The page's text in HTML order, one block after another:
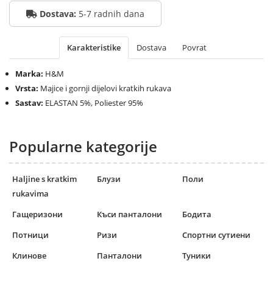
Dostava: 5-7 radnih dana
Karakteristike Dostava Povrat
Marka: H&M
Vrsta: Majice i gornji dijelovi kratkih rukava
Sastav: ELASTAN 5%, Poliester 95%
Popularne kategorije
Haljine s kratkim
rukavima
Блузи Поли
Гащеризони Къси панталони
Бодита
Потници
Ризи
Спортни сутиени
Клинове
Панталони Туники